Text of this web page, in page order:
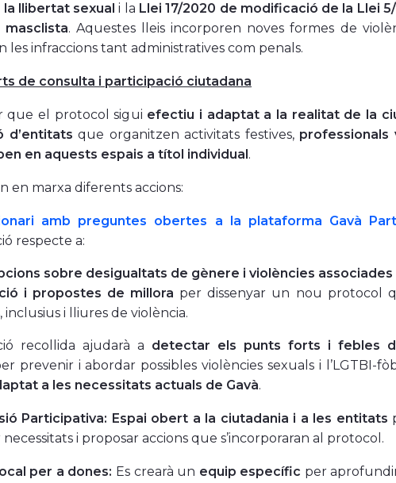
la llibertat sexual i la Llei 17/2020 de modificació de la Llei
masclista. Aquestes lleis incorporen noves formes de
les infraccions tant administratives com penals.
de consulta i participació ciutadana
que el protocol sigui efectiu i adaptat a la realitat de la
d’entitats que organitzen activitats festives, professionals
en aquests espais a títol individual.
en marxa diferents accions:
amb preguntes obertes a la plataforma Gavà
respecte a:
sobre desigualtats de gènere i violències associades
i propostes de millora per dissenyar un nou protocol
inclusius i lliures de violència.
recollida ajudarà a detectar els punts forts i febles
prevenir i abordar possibles violències sexuals i l’LGTBI-
a les necessitats actuals de Gavà.
Participativa: Espai obert a la ciutadania i a les entitats
i proposar accions que s’incorporaran al protocol.
per a dones: Es crearà un equip específic per